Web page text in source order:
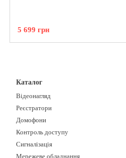
5 699 грн
Каталог
Відеонагляд
Реєстратори
Домофони
Контроль доступу
Сигналізація
Мережеве обладнання